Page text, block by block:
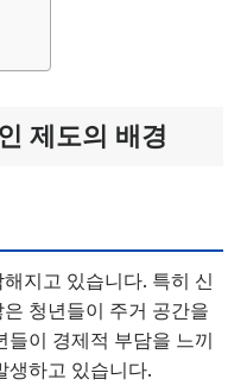
제도의 배경
지고 있습니다. 특히 신
청년들이 주거 공간을
들이 경제적 부담을 느끼
생하고 있습니다.